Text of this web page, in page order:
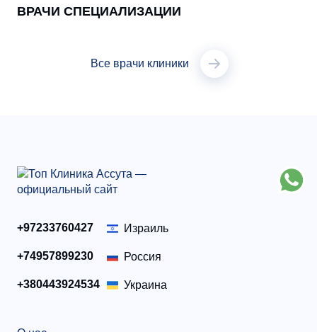
ВРАЧИ СПЕЦИАЛИЗАЦИИ
Все врачи клиники
+97233760427 Израиль
+74957899230 Россия
+380443924534 Украина